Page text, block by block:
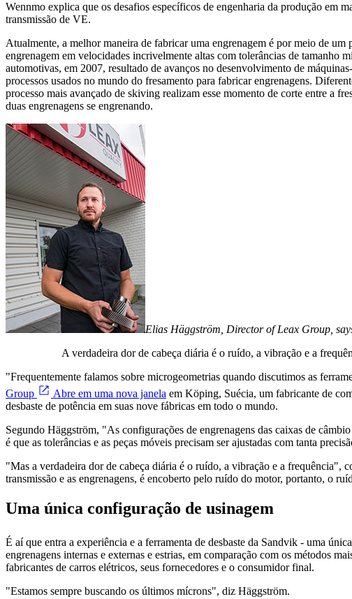
Wennmo explica que os desafios específicos de engenharia da produção em
transmissão de VE.
Atualmente, a melhor maneira de fabricar uma engrenagem é por meio de
engrenagem em velocidades incrivelmente altas com tolerâncias de tamanho
automotivas, em 2007, resultado de avanços no desenvolvimento de
processos usados no mundo do fresamento para fabricar engrenagens.
processo mais avançado de skiving realizam esse momento de corte entre a
duas engrenagens se engrenando.
Elias Häggström, Director of Leax Group,
A verdadeira dor de cabeça diária é o ruído, a vibração e a
"Frequentemente falamos sobre microgeometrias quando discutimos as
Group
Abre em uma nova janela em Köping, Suécia, um fabricante de
desbaste de potência em suas nove fábricas em todo o mundo.
Segundo Häggström, "As configurações de engrenagens das caixas de
é que as tolerâncias e as peças móveis precisam ser ajustadas com tanta
"Mas a verdadeira dor de cabeça diária é o ruído, a vibração e a
transmissão e as engrenagens, é encoberto pelo ruído do motor, portanto, o
Uma única configuração de usinagem
É aí que entra a experiência e a ferramenta de desbaste da Sandvik - uma
engrenagens internas e externas e estrias, em comparação com os métodos
fabricantes de carros elétricos, seus fornecedores e o consumidor final.
"Estamos sempre buscando os últimos mícrons", diz Häggström.